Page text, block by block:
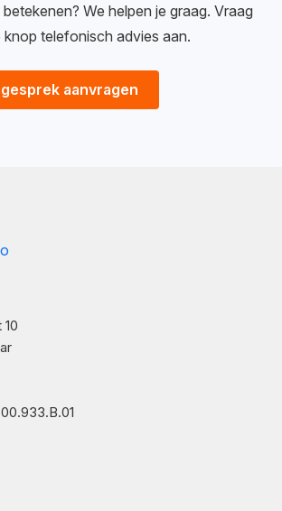
We helpen je graag. Vraag
telefonisch advies aan.
aanvragen